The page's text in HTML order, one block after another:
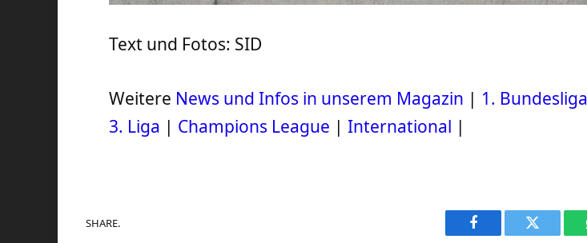
Text und Fotos: SID
Weitere News und Infos in unserem Magazin | 1. Bundesliga
3. Liga | Champions League |International |
SHARE.
Facebook Twitter